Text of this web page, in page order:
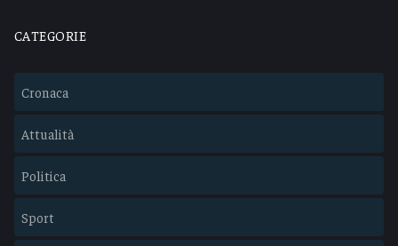
CATEGORIE
Cronaca
Attualità
Politica
Sport